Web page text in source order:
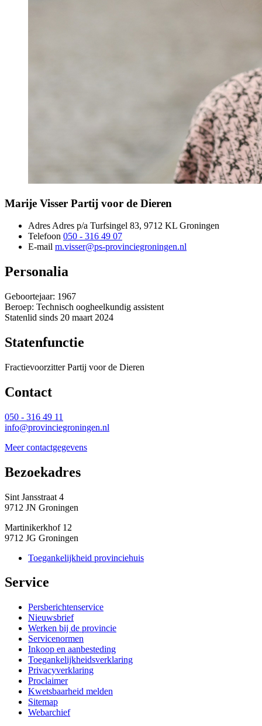
Marije Visser Partij voor de Dieren
Adres Adres p/a Turfsingel 83, 9712 KL Groningen
Telefoon 050 - 316 49 07
E-mail m.visser@ps-provinciegroningen.nl
Personalia
Geboortejaar: 1967
Beroep: Technisch oogheelkundig assistent
Statenlid sinds 20 maart 2024
Statenfunctie
Fractievoorzitter Partij voor de Dieren
Contact
050 - 316 49 11
info@provinciegroningen.nl
Meer contactgegevens
Bezoekadres
Sint Jansstraat 4
9712 JN Groningen
Martinikerkhof 12
9712 JG Groningen
Toegankelijkheid provinciehuis
Service
Persberichtenservice
Nieuwsbrief
Werken bij de provincie
Servicenormen
Inkoop en aanbesteding
Toegankelijkheidsverklaring
Privacyverklaring
Proclaimer
Kwetsbaarheid melden
Sitemap
Webarchief